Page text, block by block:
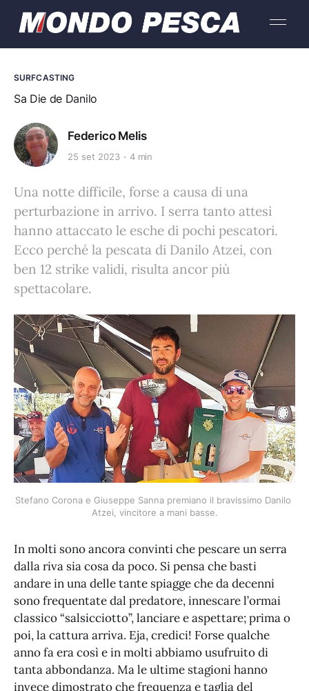
SURFCASTING
Sa Die de Danilo
Federico Melis
25 set 2023 4 min
Una notte difficile, forse a causa di una
perturbazione in arrivo. I serra tanto attesi
hanno attaccato le esche di pochi pescatori.
Ecco perché la pescata di Danilo Atzei, con
ben 12 strike validi, risulta ancor più
spettacolare.
Stefano Corona e Giuseppe Sanna premiano il bravissimo Danilo
Atzei, vincitore a mani basse.
In molti sono ancora convinti che pescare un serra
dalla riva sia cosa da poco. Si pensa che basti
andare in una delle tante spiagge che da decenni
sono frequentate dal predatore, innescare l’ormai
classico “salsicciotto”, lanciare e aspettare; prima o
poi, la cattura arriva. Eja, credici! Forse qualche
anno fa era così e in molti abbiamo usufruito di
tanta abbondanza. Ma le ultime stagioni hanno
invece dimostrato che frequenza e taglia del